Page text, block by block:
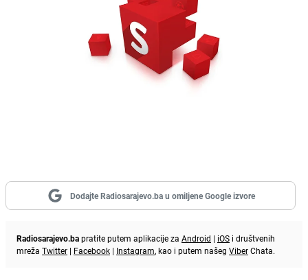
Dodajte Radiosarajevo.ba u omiljene Google izvore
Radiosarajevo.bapratite putem aplikacije za Android | iOS i društvenih
mreža Twitter | Facebook | Instagram, kao i putem našeg ViberChata.